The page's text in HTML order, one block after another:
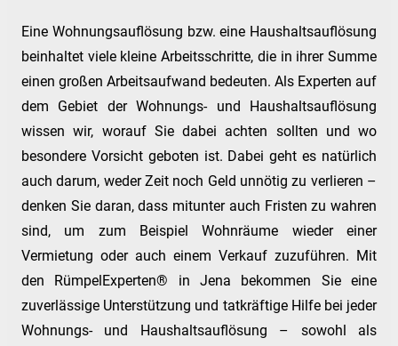
Eine Wohnungsauflösung bzw. eine Haushaltsauflösung
beinhaltet viele kleine Arbeitsschritte, die in ihrer Summe
einen großen Arbeitsaufwand bedeuten. Als Experten auf
dem Gebiet der Wohnungs- und Haushaltsauflösung
wissen wir, worauf Sie dabei achten sollten und wo
besondere Vorsicht geboten ist. Dabei geht es natürlich
auch darum, weder Zeit noch Geld unnötig zu verlieren –
denken Sie daran, dass mitunter auch Fristen zu wahren
sind, um zum Beispiel Wohnräume wieder einer
Vermietung oder auch einem Verkauf zuzuführen. Mit
den RümpelExperten® in Jena bekommen Sie eine
zuverlässige Unterstützung und tatkräftige Hilfe bei jeder
Wohnungs- und Haushaltsauflösung – sowohl als